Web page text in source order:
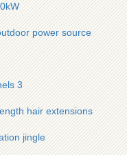
power source
3
hair extensions
jingle